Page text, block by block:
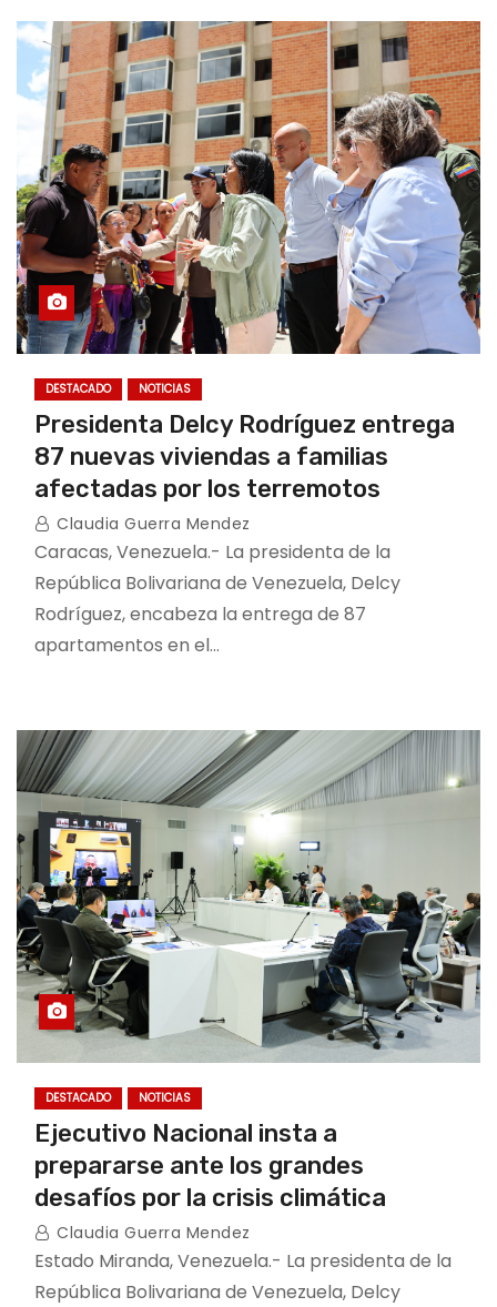
DESTACADO NOTICIAS
Presidenta Delcy Rodríguez entrega
87 nuevas viviendas a familias
afectadas por los terremotos
Claudia Guerra Mendez
Caracas, Venezuela.- La presidenta de la
República Bolivariana de Venezuela, Delcy
Rodríguez, encabeza la entrega de 87
apartamentos en el…
DESTACADO NOTICIAS
Ejecutivo Nacional insta a
prepararse ante los grandes
desafíos por la crisis climática
Claudia Guerra Mendez
Estado Miranda, Venezuela.- La presidenta de la
República Bolivariana de Venezuela, Delcy